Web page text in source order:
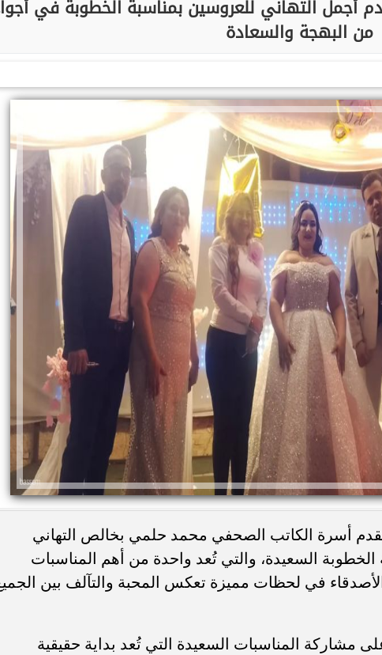
التهاني للعروسين بمناسبة الخطوبة في
من البهجة والسعادة
أسرة الكاتب الصحفي محمد حلمي بخالص التهاني
السعيدة، والتي تُعد واحدة من أهم المناسبات
في لحظات مميزة تعكس المحبة والتآلف بين
مشاركة المناسبات السعيدة التي تُعد بداية حقيقية